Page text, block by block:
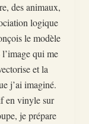
des animaux,
logique
le modèle
qui me
et la
j’ai imaginé.
en vinyle sur
je prépare